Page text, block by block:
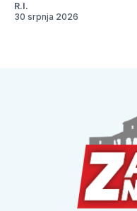
R.I.
30 srpnja 2026